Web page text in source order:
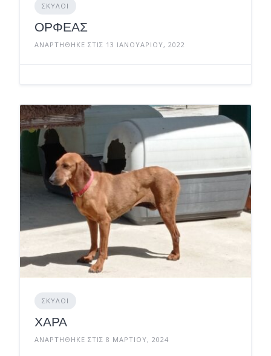
ΣΚΎΛΟΙ
ΟΡΦΕΑΣ
ΑΝΑΡΤΉΘΗΚΕ ΣΤΙΣ 13 ΙΑΝΟΥΑΡΊΟΥ, 2022
ΣΚΎΛΟΙ
ΧΑΡΑ
ΑΝΑΡΤΉΘΗΚΕ ΣΤΙΣ 8 ΜΑΡΤΊΟΥ, 2024